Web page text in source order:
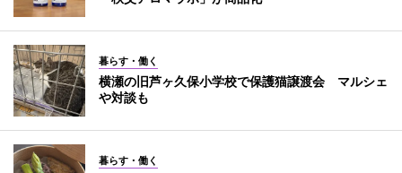
暮らす・働く
横瀬の旧芦ヶ久保小学校で保護猫譲渡会 マルシェ
や対談も
暮らす・働く